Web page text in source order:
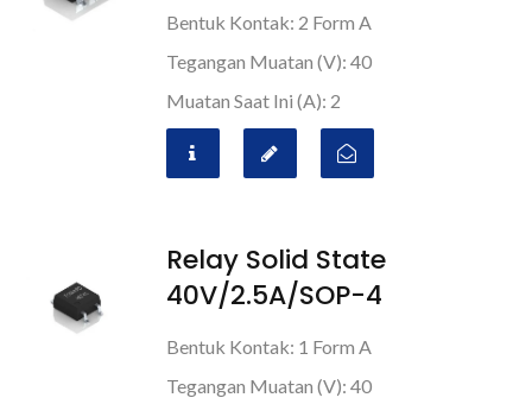
Bentuk Kontak: 2 Form A
Tegangan Muatan (V): 40
Muatan Saat Ini (A): 2
Relay Solid State
40V/2.5A/SOP-4
Bentuk Kontak: 1 Form A
Tegangan Muatan (V): 40